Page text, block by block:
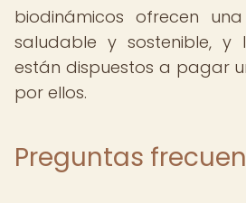
biodinámicos ofrecen
saludable y sostenible, y
están dispuestos a pagar
por ellos.
Preguntas